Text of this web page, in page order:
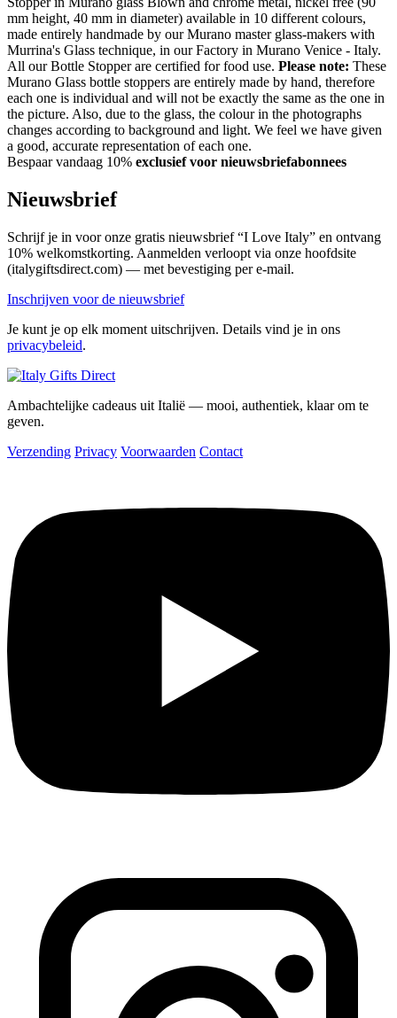
mm height, 40 mm in diameter) available in 10 different colours,
made entirely handmade by our Murano master glass-makers with
Murrina's Glass technique, in our Factory in Murano Venice - Italy.
All our Bottle Stopper are certified for food use. Please note: These
Murano Glass bottle stoppers are entirely made by hand, therefore
each one is individual and will not be exactly the same as the one in
the picture. Also, due to the glass, the colour in the photographs
changes according to background and light. We feel we have given
a good, accurate representation of each one.
Bespaar vandaag 10% exclusief voor nieuwsbriefabonnees
Nieuwsbrief
Schrijf je in voor onze gratis nieuwsbrief “I Love Italy” en ontvang
10% welkomstkorting. Aanmelden verloopt via onze hoofdsite
(italygiftsdirect.com) — met bevestiging per e-mail.
Inschrijven voor de nieuwsbrief
Je kunt je op elk moment uitschrijven. Details vind je in ons
privacybeleid.
Ambachtelijke cadeaus uit Italië — mooi, authentiek, klaar om te
geven.
Verzending Privacy Voorwaarden Contact